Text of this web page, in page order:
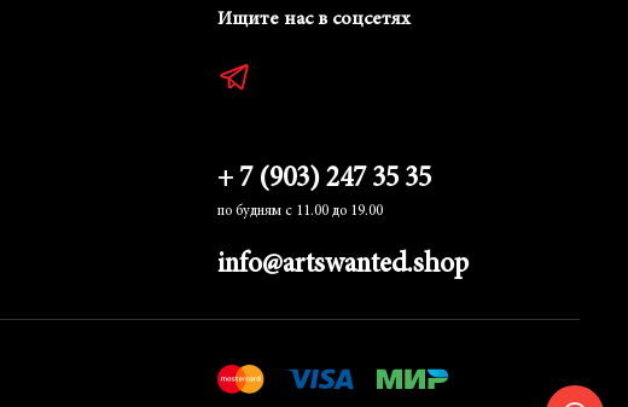
Ищите нас в соцсетях
+ 7 (903) 247 35 35
по будням с 11.00 до 19.00
info@artswanted.shop